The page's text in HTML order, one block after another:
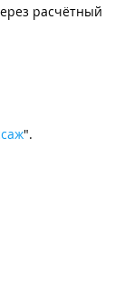
расчётный
".